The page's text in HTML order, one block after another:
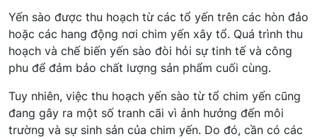
Yến sào được thu hoạch từ các tổ yến trên các hòn đảo
hoặc các hang động nơi chim yến xây tổ. Quá trình thu
hoạch và chế biến yến sào đòi hỏi sự tinh tế và công
phu để đảm bảo chất lượng sản phẩm cuối cùng.
Tuy nhiên, việc thu hoạch yến sào từ tổ chim yến cũng
đang gây ra một số tranh cãi vì ảnh hưởng đến môi
trường và sự sinh sản của chim yến. Do đó, cần có các